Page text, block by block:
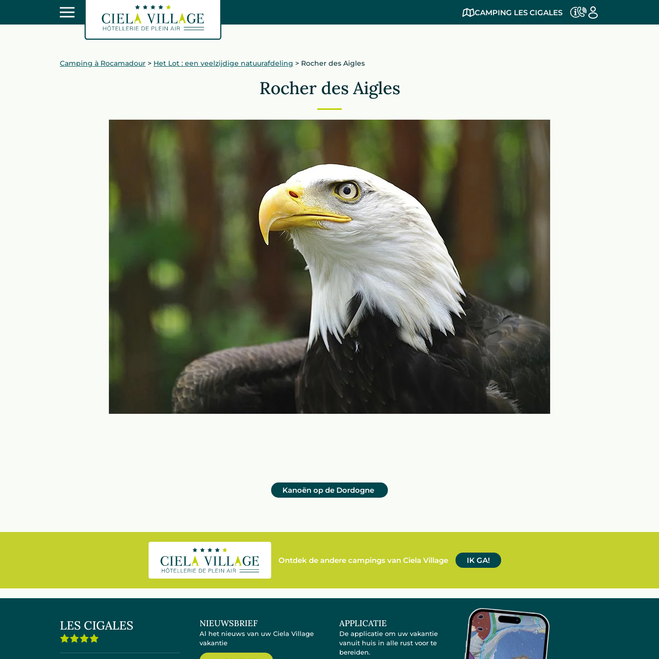
CAMPING LES CIGALES
Camping à Rocamadour > Het Lot : een veelzijdige natuurafdeling > Rocher des Aigles
Rocher des Aigles
Kanoën op de Dordogne
Ontdek de andere campings van Ciela Village IK GA!
LES CIGALES NIEUWSBRIEF
Al het nieuws van uw Ciela Village
vakantie
APPLICATIE
De applicatie om uw vakantie
vanuit huis in alle rust voor te
bereiden.